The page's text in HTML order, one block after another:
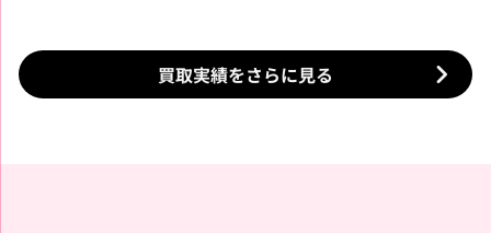
買取価格
5,000円
買取価格
10,000円
買取実績をさらに見る